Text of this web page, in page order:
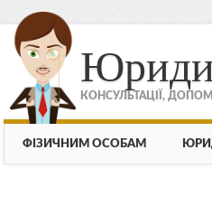
КОНСУЛЬТАЦІЇ,
МЕНЮ
Skip to content
ФІЗИЧНИМ ОСОБАМ